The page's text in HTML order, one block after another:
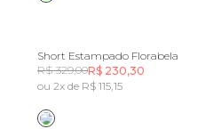
Short Estampado Florabela
R$ 329,00R$ 230,30
ou 2x de R$ 115,15